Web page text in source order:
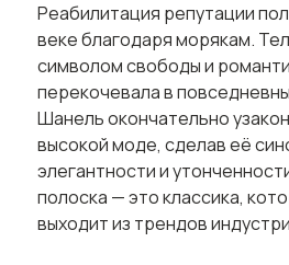
Реабилитация репутации
веке благодаря морякам.
символом свободы и
перекочевала в
Шанель окончательно
высокой моде, сделав её
элегантности и
полоска — это классика,
выходит из трендов